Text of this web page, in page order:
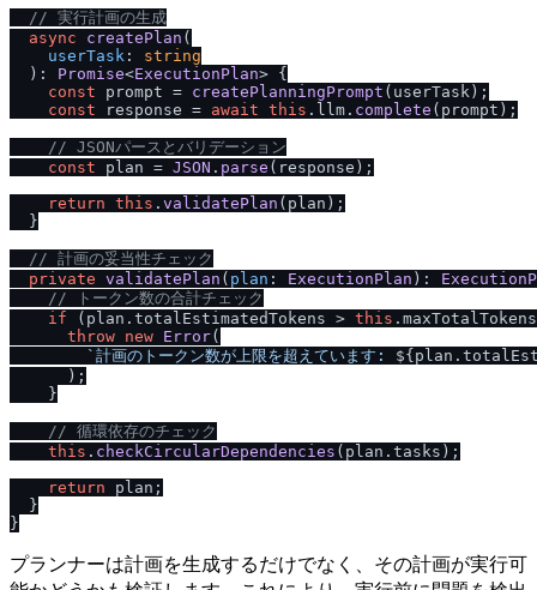
/ / 実行計画の生成
async
createPlan (
userTask : string
  ):
Promise<ExecutionPlan> {
const prompt = createPlanningPrompt (userTask);
const response = await this . llm . complete (prompt);
/ / JSONパースとバリデーション
const plan = JSON . parse (response);
return this . validatePlan (plan);
  }
/ / 計画の妥当性チェック
private validatePlan ( plan : ExecutionPlan ):
/ / トークン数の合計チェック
if (plan. totalEstimatedTokens > this . maxTotalTokens
throw new Error(
`計画のトークン数が上限を超えています:
      );
    }
/ / 循環依存のチェック
this . checkCircularDependencies (plan. tasks );
return plan;
  }
プランナーは計画を生成するだけでなく、その計画が実行可